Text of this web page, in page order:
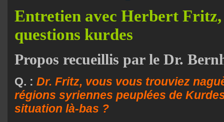
Entretien avec Herbert Fritz,
questions kurdes
Propos recueillis par le Dr.
Q. : Dr. Fritz, vous vous trouviez
régions syriennes peuplées de
situation là-bas ?